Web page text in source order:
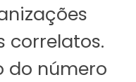
correlatos.
do número